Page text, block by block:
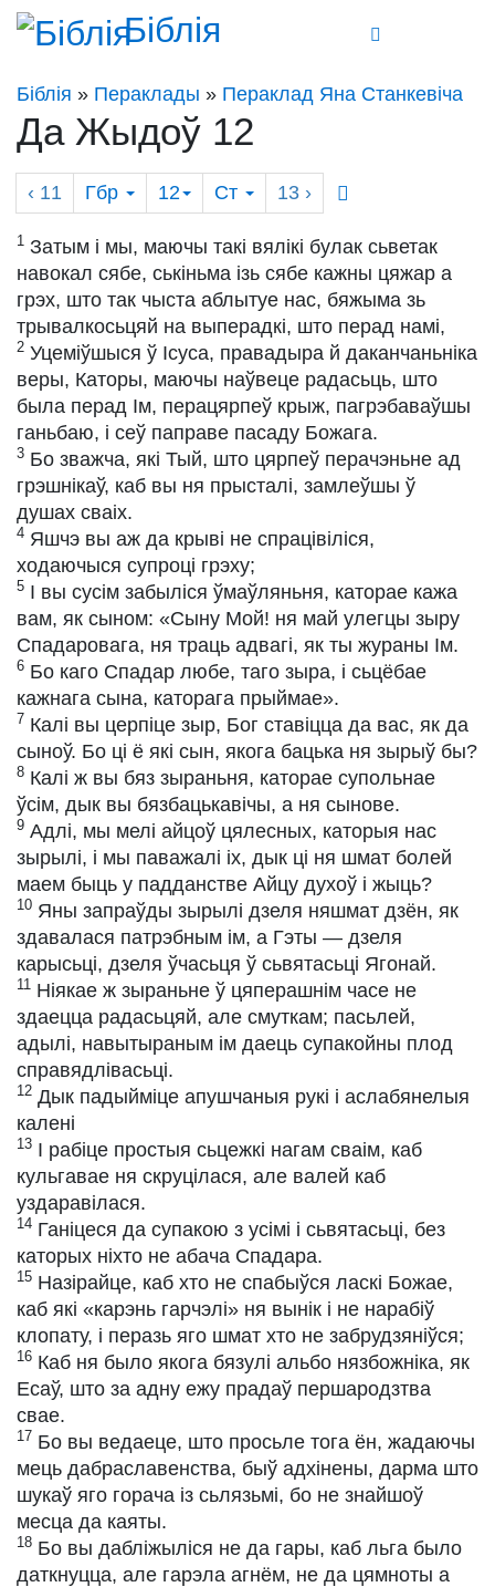
Біблія
Біблія » Пераклады » Пераклад Яна Станкевіча
Да Жыдоў 12
‹ 11 Гбр 12 Ст 13 ›
1 Затым і мы, маючы такі вялікі булак сьветак
навокал сябе, ськіньма ізь сябе кажны цяжар а
грэх, што так чыста аблытуе нас, бяжыма зь
трывалкосьцяй на выперадкі, што перад намі,
2 Уцеміўшыся ў Ісуса, правадыра й даканчаньніка
веры, Каторы, маючы наўвеце радасьць, што
была перад Ім, перацярпеў крыж, пагрэбаваўшы
ганьбаю, і сеў паправе пасаду Божага.
3 Бо зважча, які Тый, што цярпеў перачэньне ад
грэшнікаў, каб вы ня прысталі, замлеўшы ў
душах сваіх.
4 Яшчэ вы аж да крыві не спрацівіліся,
ходаючыся супроці грэху;
5 І вы сусім забыліся ўмаўляньня, каторае кажа
вам, як сыном: «Сыну Мой! ня май улегцы зыру
Спадаровага, ня траць адвагі, як ты жураны Ім.
6 Бо каго Спадар любе, таго зыра, і сьцёбае
кажнага сына, каторага прыймае».
7 Калі вы церпіце зыр, Бог ставіцца да вас, як да
сыноў. Бо ці ё які сын, якога бацька ня зырыў бы?
8 Калі ж вы бяз зыраньня, каторае супольнае
ўсім, дык вы бязбацькавічы, а ня сынове.
9 Адлі, мы мелі айцоў цялесных, каторыя нас
зырылі, і мы паважалі іх, дык ці ня шмат болей
маем быць у падданстве Айцу духоў і жыць?
10 Яны запраўды зырылі дзеля няшмат дзён, як
здавалася патрэбным ім, а Гэты — дзеля
карысьці, дзеля ўчасьця ў сьвятасьці Ягонай.
11 Ніякае ж зыраньне ў цяперашнім часе не
здаецца радасьцяй, але смуткам; пасьлей,
адылі, навытыраным ім даець супакойны плод
справядлівасьці.
12 Дык падыйміце апушчаныя рукі і аслабянелыя
калені
13 І рабіце простыя сьцежкі нагам сваім, каб
кульгавае ня скруцілася, але валей каб
уздаравілася.
14 Ганіцеся да супакою з усімі і сьвятасьці, без
каторых ніхто не абача Спадара.
15 Назірайце, каб хто не спабыўся ласкі Божае,
каб які «карэнь гарчэлі» ня вынік і не нарабіў
клопату, і перазь яго шмат хто не забрудзяніўся;
16 Каб ня было якога бязулі альбо нязбожніка, як
Есаў, што за адну ежу прадаў першародзтва
свае.
17 Бо вы ведаеце, што просьле тога ён, жадаючы
мець дабраславенства, быў адхінены, дарма што
шукаў яго горача із сьлязьмі, бо не знайшоў
месца да каяты.
18 Бо вы дабліжыліся не да гары, каб льга было
даткнуцца, але гарэла агнём, не да цямноты а